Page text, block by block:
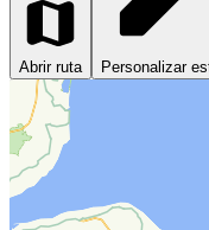
Abrir ruta Personalizar